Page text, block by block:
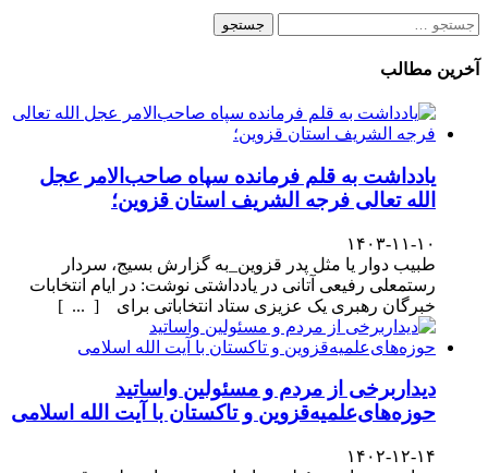
جستجو
آخرین مطالب
یادداشت به قلم فرمانده سپاه صاحب‌الامر عجل
الله تعالی فرجه الشریف استان قزوین؛
۱۴۰۳-۱۱-۱۰
طبیب دوار یا مثل پدر قزوین_به گزارش بسیج، سردار
رستمعلی رفیعی آتانی در یادداشتی نوشت: در ایام انتخابات
خبرگان رهبری یک عزیزی ستاد انتخاباتی برای [ ... ]
دیداربرخی از مردم و مسئولین واساتید
حوزه‌های‌علمیه‌قزوین و تاکستان با آیت الله اسلامی
۱۴۰۲-۱۲-۱۴